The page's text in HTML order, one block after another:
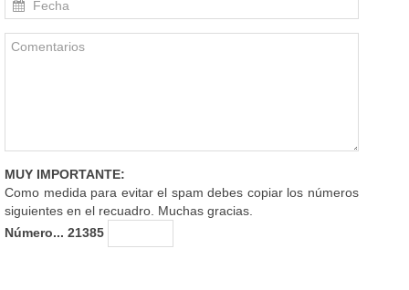
MUY IMPORTANTE:
Como medida para evitar el spam debes copiar los números
siguientes en el recuadro. Muchas gracias.
Número... 21385